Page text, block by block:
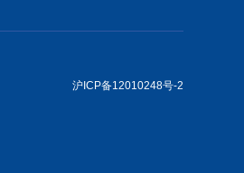
沪ICP备12010248号-2